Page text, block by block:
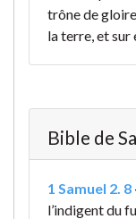
trône de
la terre, et sur
Bible de
1 Samuel 2. 8
l’indigent du